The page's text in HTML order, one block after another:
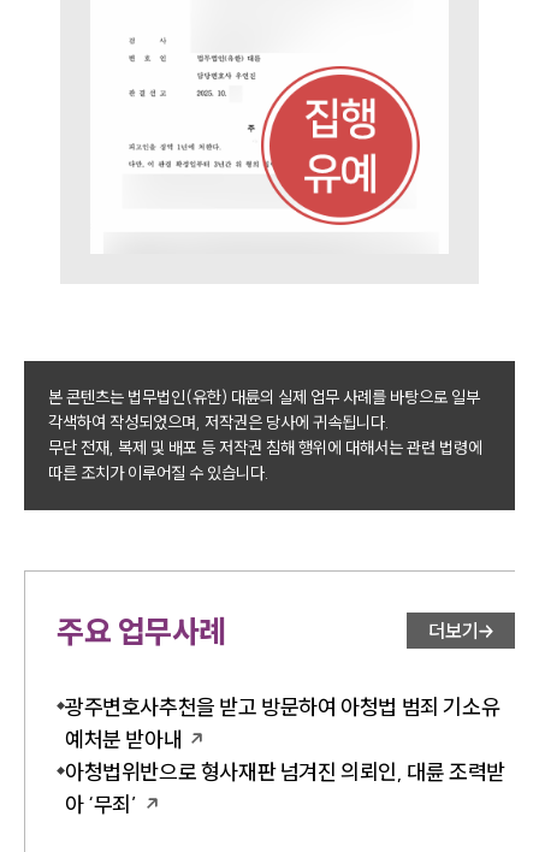
본 콘텐츠는 법무법인(유한) 대륜의 실제 업무 사례를 바탕으로 일부
각색하여 작성되었으며, 저작권은 당사에 귀속됩니다.
무단 전재, 복제 및 배포 등 저작권 침해 행위에 대해서는 관련 법령에
따른 조치가 이루어질 수 있습니다.
주요 업무사례 더보기
광주변호사추천을 받고 방문하여 아청법 범죄 기소유
예처분 받아내
아청법위반으로 형사재판 넘겨진 의뢰인, 대륜 조력받
아 ‘무죄’